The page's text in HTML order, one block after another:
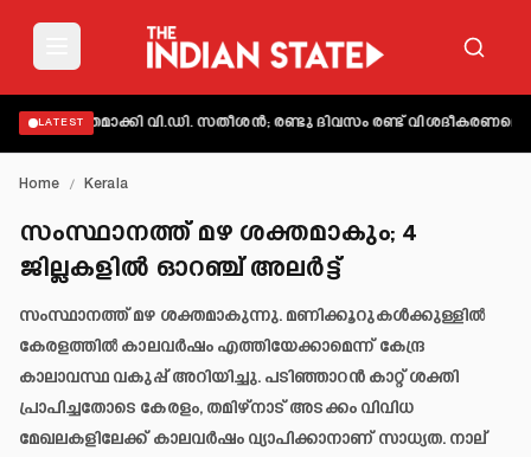
LATEST
വ്യക്തമാക്കി വി.ഡി. സതീശൻ; രണ്ടു ദിവസം രണ്ട് വിശദീകരണമെന്ന്
Home / Kerala
സംസ്ഥാനത്ത് മഴ ശക്തമാകും; 4
ജില്ലകളിൽ ഓറഞ്ച് അലർട്ട്
സംസ്ഥാനത്ത് മഴ ശക്തമാകുന്നു. മണിക്കൂറുകൾക്കുള്ളിൽ
കേരളത്തിൽ കാലവർഷം എത്തിയേക്കാമെന്ന് കേന്ദ്ര
കാലാവസ്ഥ വകുപ്പ് അറിയിച്ചു. പടിഞ്ഞാറൻ കാറ്റ് ശക്തി
പ്രാപിച്ചതോടെ കേരളം, തമിഴ്നാട് അടക്കം വിവിധ
മേഖലകളിലേക്ക് കാലവർഷം വ്യാപിക്കാനാണ് സാധ്യത. നാല്